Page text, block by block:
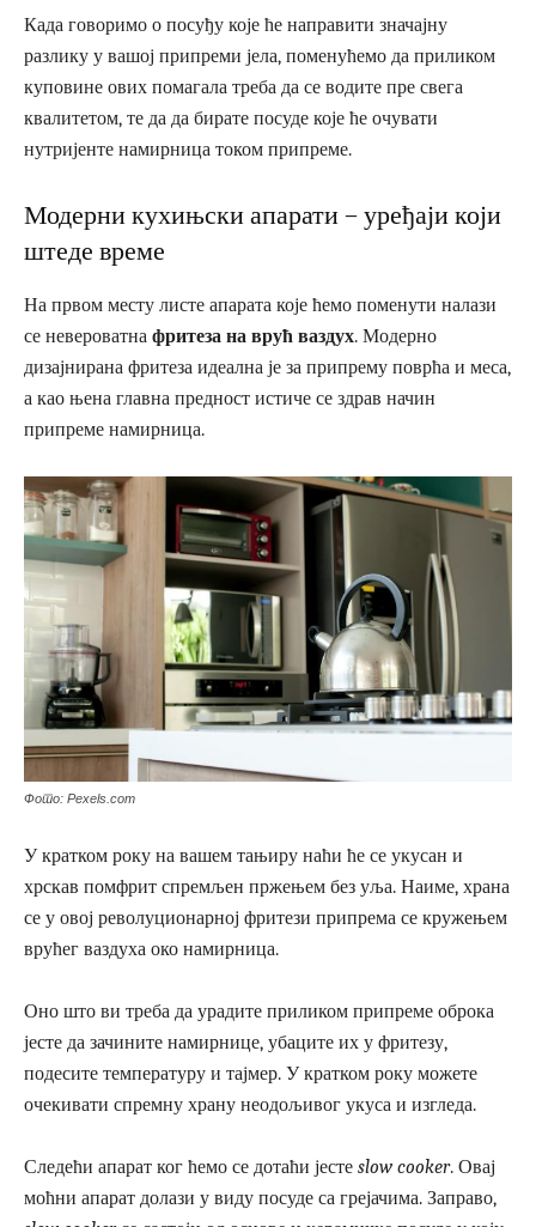
Када говоримо о посуђу које ће направити значајну
разлику у вашој припреми јела, поменућемо да приликом
куповине ових помагала треба да се водите пре свега
квалитетом, те да да бирате посуде које ће очувати
нутријенте намирница током припреме.
Модерни кухињски апарати – уређаји који
штеде време
На првом месту листе апарата које ћемо поменути налази
се невероватна фритеза на врућ ваздух. Модерно
дизајнирана фритеза идеална је за припрему поврћа и меса,
а као њена главна предност истиче се здрав начин
припреме намирница.
Фото: Pexels.com
У кратком року на вашем тањиру наћи ће се укусан и
хрскав помфрит спремљен пржењем без уља. Наиме, храна
се у овој револуционарној фритези припрема се кружењем
врућег ваздуха око намирница.
Оно што ви треба да урадите приликом припреме оброка
јесте да зачините намирнице, убаците их у фритезу,
подесите температуру и тајмер. У кратком року можете
очекивати спремну храну неодољивог укуса и изгледа.
Следећи апарат ког ћемо се дотаћи јесте slow cooker. Овај
моћни апарат долази у виду посуде са грејачима. Заправо,